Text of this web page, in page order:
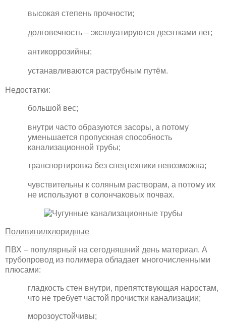
высокая степень прочности;
долговечность – эксплуатируются десятками лет;
антикоррозийны;
устанавливаются раструбным путём.
Недостатки:
большой вес;
внутри часто образуются засоры, а потому
уменьшается пропускная способность
канализационной трубы;
транспортировка без спецтехники невозможна;
чувствительны к соляным растворам, а потому их
не используют в солончаковых почвах.
Поливинилхлоридные
ПВХ – популярный на сегодняшний день материал. А
трубопровод из полимера обладает многочисленными
плюсами:
гладкость стен внутри, препятствующая наростам,
что не требует частой прочистки канализации;
морозоустойчивы;